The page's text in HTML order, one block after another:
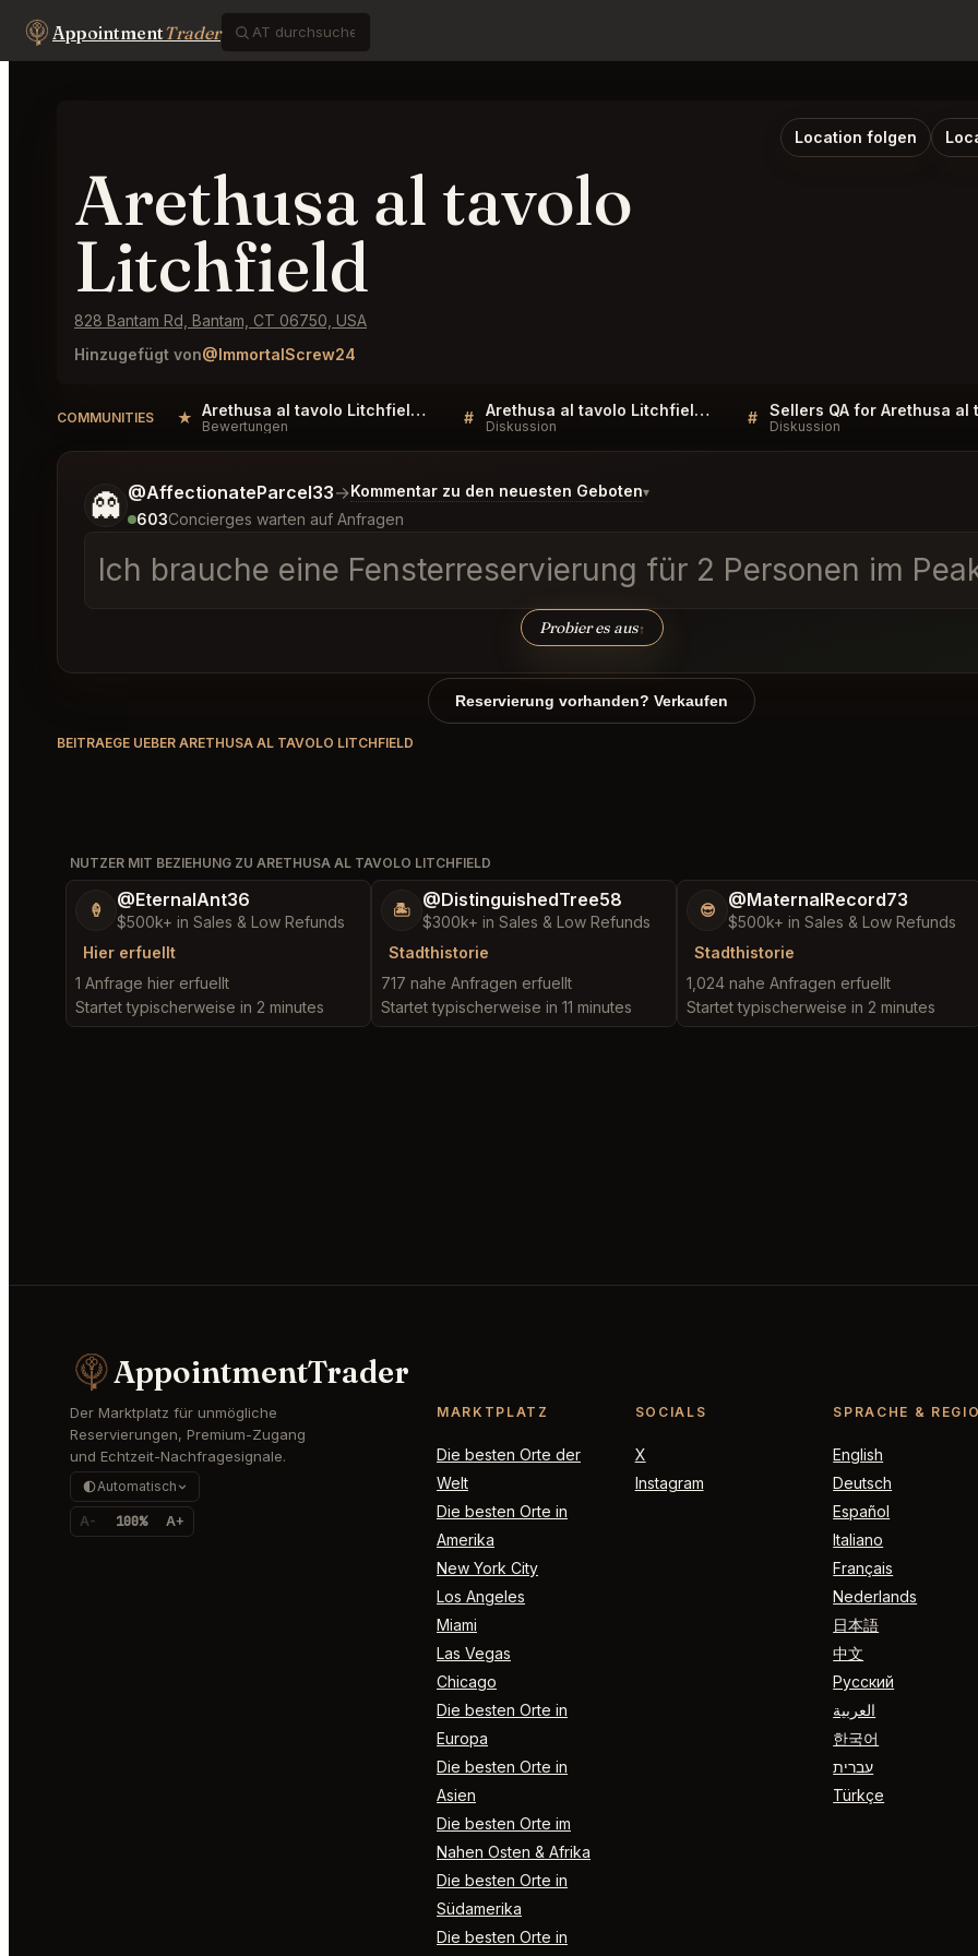
AppointmentTrader
Location folgen
Arethusa al tavolo
Litchfield
828 Bantam Rd, Bantam, CT 06750, USA
Hinzugefügt von@ImmortalScrew24
COMMUNITIES ★ Arethusa al tavolo Litchfield Reviews
Bewertungen # Arethusa al tavolo Litchfield FAQ
Diskussion # Diskussion
👻 @AffectionateParcel33→Kommentar zu den neuesten Geboten▾
603Concierges warten auf Anfragen
Ich brauche eine Fensterreservierung für 2 Personen im
Probier es aus↑
Sag mir noch etwas genauer, was du möchtest.
Reservierung vorhanden? Verkaufen
BEITRAEGE UEBER ARETHUSA AL TAVOLO LITCHFIELD
NUTZER MIT BEZIEHUNG ZU ARETHUSA AL TAVOLO LITCHFIELD
🍦 @EternalAnt36
$500k+ in Sales & Low Refunds
Hier erfuellt
1 Anfrage hier erfuellt
Startet typischerweise in 2 minutes
🏝️ @DistinguishedTree58
$300k+ in Sales & Low Refunds
Stadthistorie
717 nahe Anfragen erfuellt
Startet typischerweise in 11 minutes
😎 @MaternalRecord73
$500k+ in Sales & Low Refunds
Stadthistorie
1,024 nahe Anfragen erfuellt
Startet typischerweise in 2 minutes
AppointmentTrader
Der Marktplatz für unmögliche
Reservierungen, Premium-Zugang
und Echtzeit-Nachfragesignale.
Automatisch
A- 100% A+
MARKTPLATZ
Die besten Orte der
Welt
Die besten Orte in
Amerika
New York City
Los Angeles
Miami
Las Vegas
Chicago
Die besten Orte in
Europa
Die besten Orte in
Asien
Die besten Orte im
Nahen Osten & Afrika
Die besten Orte in
Südamerika
Die besten Orte in
SOCIALS
X
Instagram
SPRACHE &
English
Deutsch
Español
Italiano
Français
Nederlands
日本語
中文
Русский
العربية
한국어
עברית
Türkçe